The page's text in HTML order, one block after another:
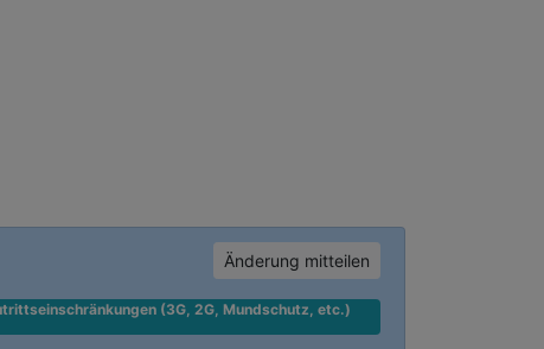
Änderung mitteilen
(3G, 2G, Mundschutz, etc.)